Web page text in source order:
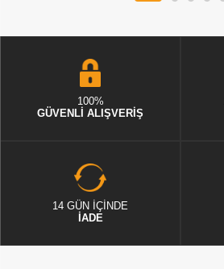
100%
GÜVENLİ ALIŞVERİŞ
14 GÜN İÇİNDE
İADE